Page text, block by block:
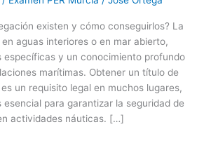
existen y cómo conseguirlos? La
aguas interiores o en mar abierto,
específicas y un conocimiento profundo
marítimas. Obtener un título de
un requisito legal en muchos lugares,
esencial para garantizar la seguridad de
actividades náuticas. […]